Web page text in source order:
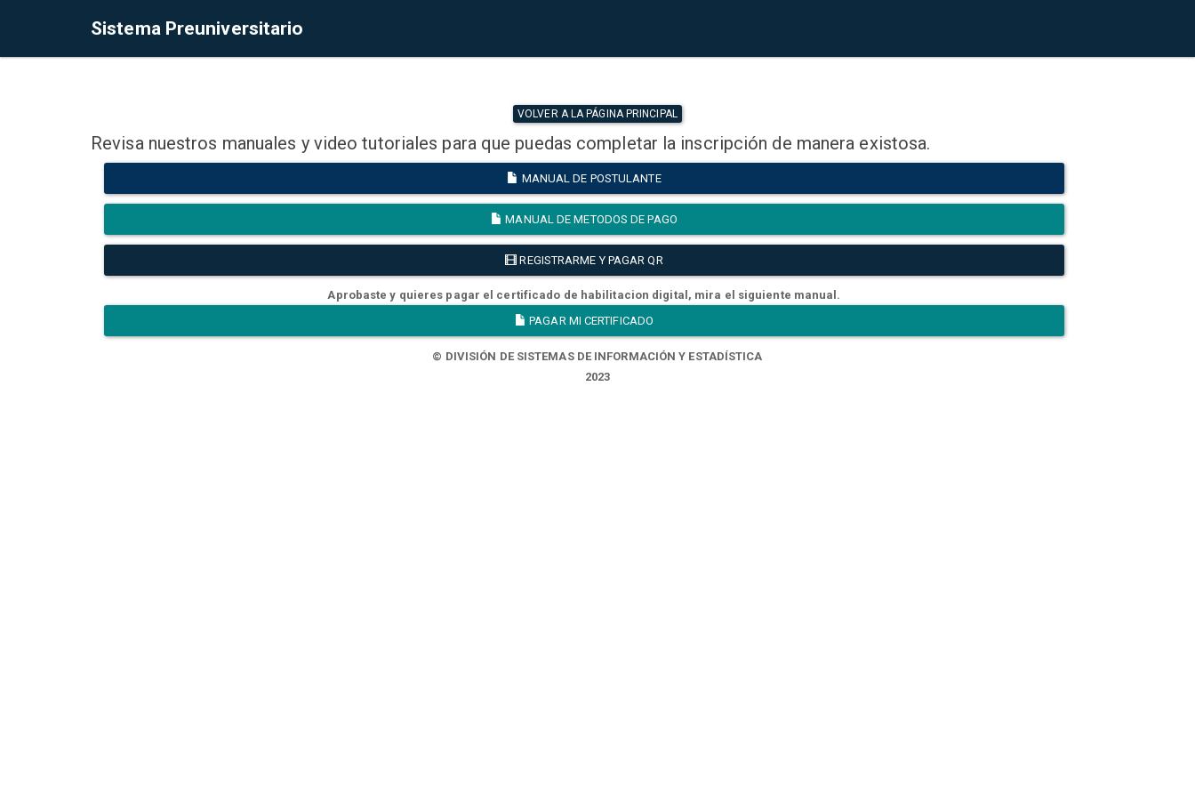
Sistema Preuniversitario
VOLVER A LA PÁGINA PRINCIPAL
Revisa nuestros manuales y video tutoriales para que puedas completar la inscripción de manera existosa.
MANUAL DE POSTULANTE
MANUAL DE METODOS DE PAGO
REGISTRARME Y PAGAR QR
Aprobaste y quieres pagar el certificado de habilitacion digital, mira el siguiente manual.
PAGAR MI CERTIFICADO
© DIVISIÓN DE SISTEMAS DE INFORMACIÓN Y ESTADÍSTICA
2023